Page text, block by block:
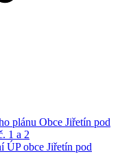
plánu Obce Jiřetín pod
1 a 2
ÚP obce Jiřetín pod